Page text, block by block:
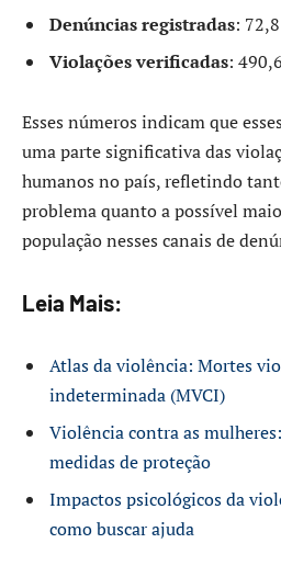
Denúncias registradas:
Violações verificadas:
Esses números indicam que
uma parte significativa das
humanos no país, refletindo
problema quanto a possível
população nesses canais de
Leia Mais:
Atlas da violência: Mortes
indeterminada (MVCI)
Violência contra as
medidas de proteção
Impactos psicológicos da
como buscar ajuda